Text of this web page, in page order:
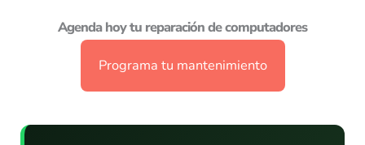
Agenda hoy tu reparación de computadores
Programa tu mantenimiento